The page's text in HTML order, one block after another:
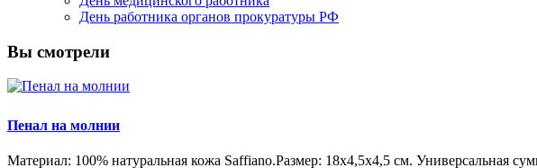
День работника органов прокуратуры РФ
Вы смотрели
Пенал на молнии
Материал: 100% натуральная кожа Saffiano.Размер: 18x4,5x4,5 см. Универсальная